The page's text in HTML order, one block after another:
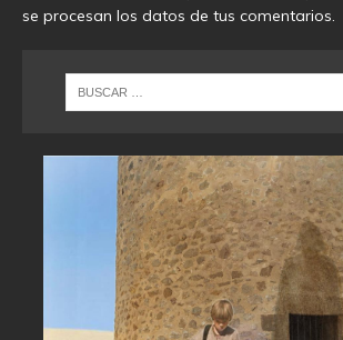
se procesan los datos de tus comentarios.